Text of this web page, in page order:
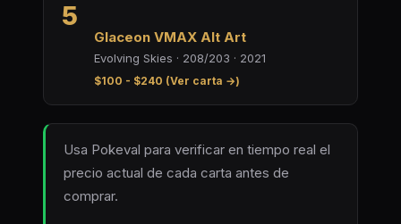
5
Glaceon VMAX Alt Art
Evolving Skies · 208/203 · 2021
$100 - $240 (Ver carta →)
Usa Pokeval para verificar en tiempo real el
precio actual de cada carta antes de
comprar.